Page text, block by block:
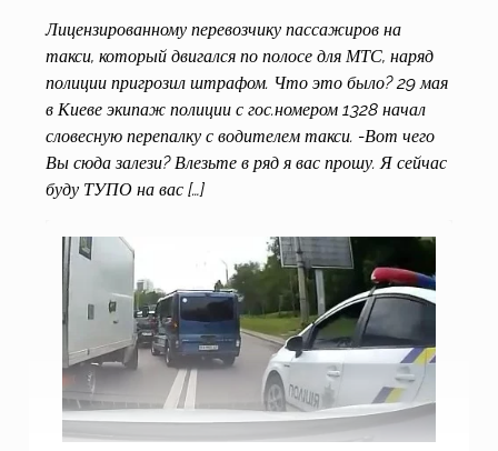
Лицензированному перевозчику пассажиров на
такси, который двигался по полосе для МТС, наряд
полиции пригрозил штрафом. Что это было? 29 мая
в Киеве экипаж полиции с гос.номером 1328 начал
словесную перепалку с водителем такси. -Вот чего
Вы сюда залези? Влезьте в ряд я вас прошу. Я сейчас
буду ТУПО на вас […]